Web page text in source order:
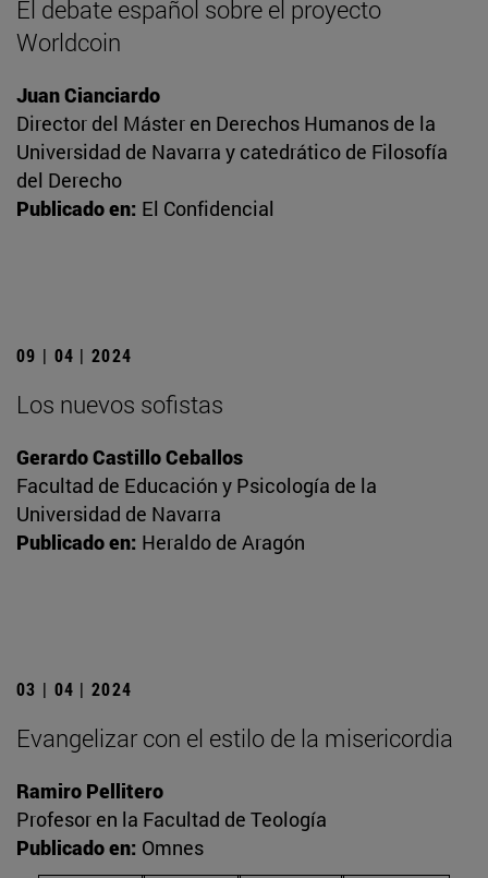
El debate español sobre el proyecto
Worldcoin
Juan Cianciardo
Director del Máster en Derechos Humanos de la
Universidad de Navarra y catedrático de Filosofía
del Derecho
Publicado en: El Confidencial
09 | 04 | 2024
Los nuevos sofistas
Gerardo Castillo Ceballos
Facultad de Educación y Psicología de la
Universidad de Navarra
Publicado en: Heraldo de Aragón
03 | 04 | 2024
Evangelizar con el estilo de la misericordia
Ramiro Pellitero
Profesor en la Facultad de Teología
Publicado en: Omnes